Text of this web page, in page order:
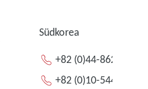
Südkorea
+82 (0)44-862-7635
+82 (0)10-5446-7635